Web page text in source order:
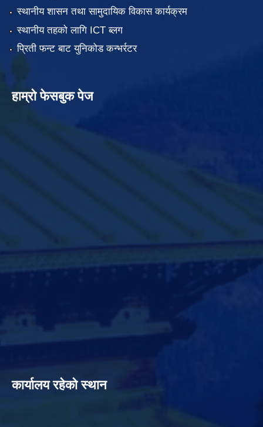
स्थानीय शासन तथा सामुदायिक विकास कार्यक्रम
स्थानीय तहको लागि ICT ब्लग
प्रिती फन्ट बाट युनिकोड कन्भर्रटर
हाम्रो फेसबुक पेज
कार्यालय रहेको स्थान